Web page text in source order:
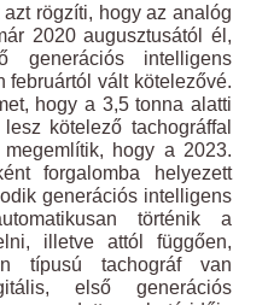
rögzíti, hogy az analóg
2020 augusztusától él,
intelligens
februártól vált kötelezővé.
hogy a 3,5 tonna alatti
kötelező tachográffal
hogy a 2023.
forgalomba helyezett
generációs intelligens
történik a
illetve attól függően,
típusú tachográf van
első generációs